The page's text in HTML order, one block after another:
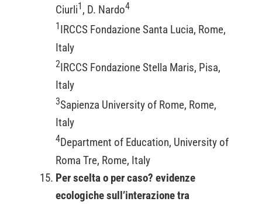
Ciurli1 , D. Nardo4
1 IRCCS Fondazione Santa Lucia, Rome,
Italy
2IRCCS Fondazione Stella Maris, Pisa,
Italy
3Sapienza University of Rome, Rome,
Italy
4Department of Education, University of
Roma Tre, Rome, Italy
Per scelta o per caso? evidenze
ecologiche sull’interazione tra